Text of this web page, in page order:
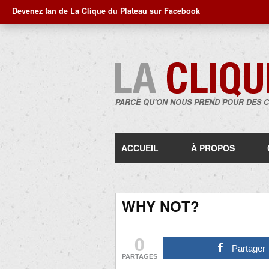
Devenez fan de La Clique du Plateau sur Facebook
PARCE QU'ON NOUS PREND POUR DES
ACCUEIL À PROPOS
WHY NOT?
0
PARTAGES
Partager